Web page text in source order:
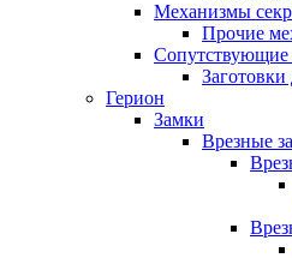
Механизмы
Прочие
Сопутствующие
Герион
Замки
Врезные